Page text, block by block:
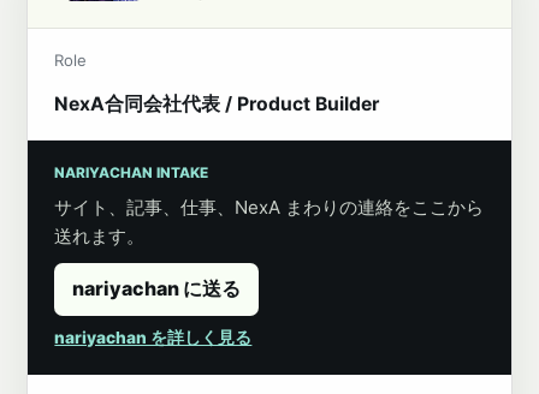
Role
NexA合同会社代表 / Product Builder
NARIYACHAN INTAKE
サイト、記事、仕事、NexA まわりの連絡をここから
送れます。
nariyachan に送る
nariyachan を詳しく見る